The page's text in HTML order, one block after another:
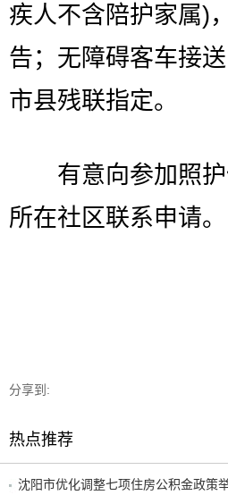
疾人不含陪护家属)
告；无障碍客车接
市县残联指定。
有意向参加照护
所在社区联系申请。
分享到:
热点推荐
沈阳市优化调整七项住房公积金政策